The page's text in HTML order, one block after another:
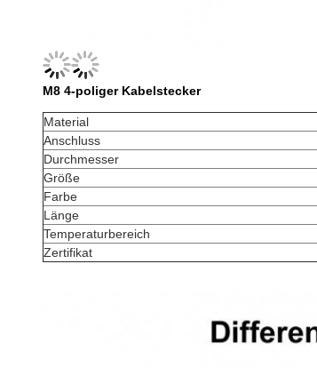
M8 4-poliger Kabelstecker
Material
Anschluss
Durchmesser
Größe
Farbe
Länge
Temperaturbereich
Zertifikat